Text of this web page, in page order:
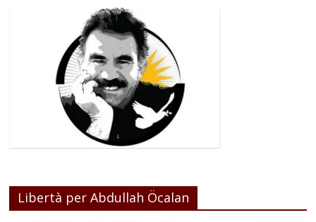
Libertà per Abdullah Öcalan